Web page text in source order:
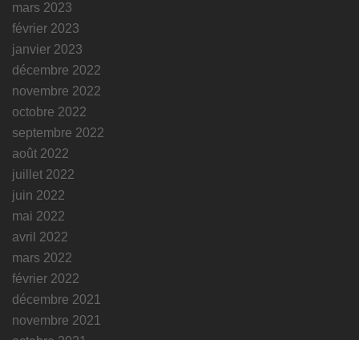
mars 2023
février 2023
janvier 2023
décembre 2022
novembre 2022
octobre 2022
septembre 2022
août 2022
juillet 2022
juin 2022
mai 2022
avril 2022
mars 2022
février 2022
décembre 2021
novembre 2021